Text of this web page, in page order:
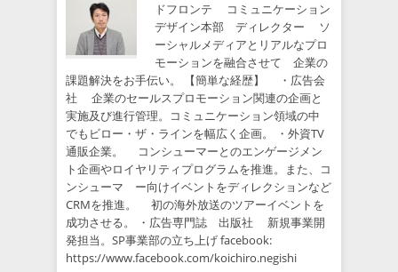
ドフロンテ コミュニケーション
デザイン本部 ディレクター ソ
ーシャルメディアとリアルなプロ
モーションを融合させて 企業の
課題解決をお手伝い。 【簡単な経歴】 ・広告会
社 企業のセールスプロモーション関連の企画と
実施及び進行管理。コミュニケーション領域の中
でもビロー・ザ・ラインを幅広く企画。 ・外資TV
通販企業。 コンシューマーとのエンゲージメン
ト企画やロイヤリティプログラムを推進。また、コ
ンシューマ ー向けイベントをディレクションなど
CRMを推進。 初の海外放送のツアーイベントを
成功させる。 ・広告専門誌 出版社 新規事業開
発担当。SP事業部の立ち上げ facebook:
https://www.facebook.com/koichiro.negishi